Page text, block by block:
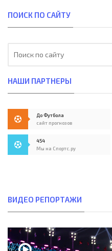
ПОИСК ПО САЙТУ
НАШИ ПАРТНЕРЫ
До Футбола
сайт прогнозов
454
Мы на Спортс.ру
ВИДЕО РЕПОРТАЖИ